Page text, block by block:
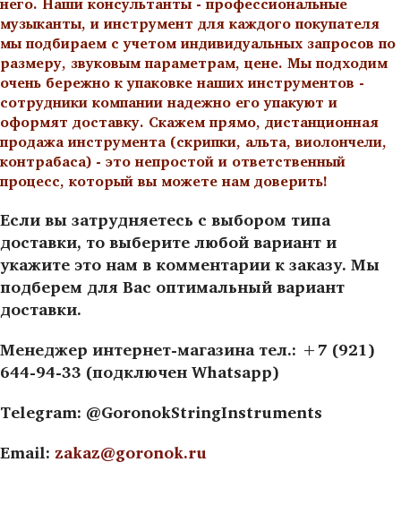
музыканты, и инструмент для каждого покупателя
мы подбираем с учетом индивидуальных запросов по
размеру, звуковым параметрам, цене. Мы подходим
очень бережно к упаковке наших инструментов -
сотрудники компании надежно его упакуют и
оформят доставку. Скажем прямо, дистанционная
продажа инструмента (скрипки, альта, виолончели,
контрабаса) - это непростой и ответственный
процесс, который вы можете нам доверить!
Если вы затрудняетесь с выбором типа
доставки, то выберите любой вариант и
укажите это нам в комментарии к заказу. Мы
подберем для Вас оптимальный вариант
доставки.
Менеджер интернет-магазина тел.: +7 (921)
644-94-33 (подключен Whatsapp)
Telegram: @GoronokStringInstruments
Email: zakaz@goronok.ru